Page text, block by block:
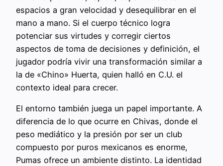
espacios a gran velocidad y desequilibrar en el
mano a mano. Si el cuerpo técnico logra
potenciar sus virtudes y corregir ciertos
aspectos de toma de decisiones y definición, el
jugador podría vivir una transformación similar a
la de «Chino» Huerta, quien halló en C.U. el
contexto ideal para crecer.
El entorno también juega un papel importante. A
diferencia de lo que ocurre en Chivas, donde el
peso mediático y la presión por ser un club
compuesto por puros mexicanos es enorme,
Pumas ofrece un ambiente distinto. La identidad